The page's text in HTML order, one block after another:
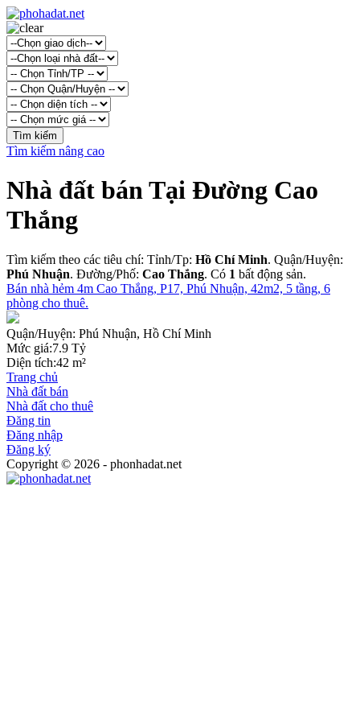
Tìm kiếm nâng cao
Nhà đất bán Tại Đường Cao
Thắng
Tìm kiếm theo các tiêu chí: Tỉnh/Tp: Hồ Chí Minh. Quận/Huyện:
Phú Nhuận. Đường/Phố: Cao Thắng. Có 1 bất động sản.
Bán nhà hẻm 4m Cao Thắng, P17, Phú Nhuận, 42m2, 5 tầng, 6
phòng cho thuê.
Quận/Huyện: Phú Nhuận, Hồ Chí Minh
Mức giá:7.9 Tỷ
Diện tích:42 m²
Trang chủ
Nhà đất bán
Nhà đất cho thuê
Đăng tin
Đăng nhập
Đăng ký
Copyright © 2026 - phonhadat.net